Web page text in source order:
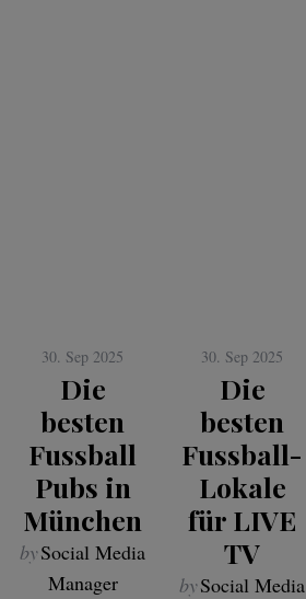
30. Sep 2025
Die
besten
Fussball
Pubs in
München
bySocial Media
Manager
30. Sep 2025
Die
besten
Fussball-
Lokale
für LIVE
TV
bySocial Media